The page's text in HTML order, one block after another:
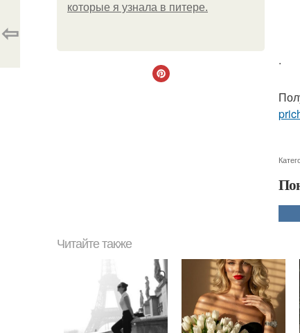
которые я узнала в питере.
.
⇦
Читайте также